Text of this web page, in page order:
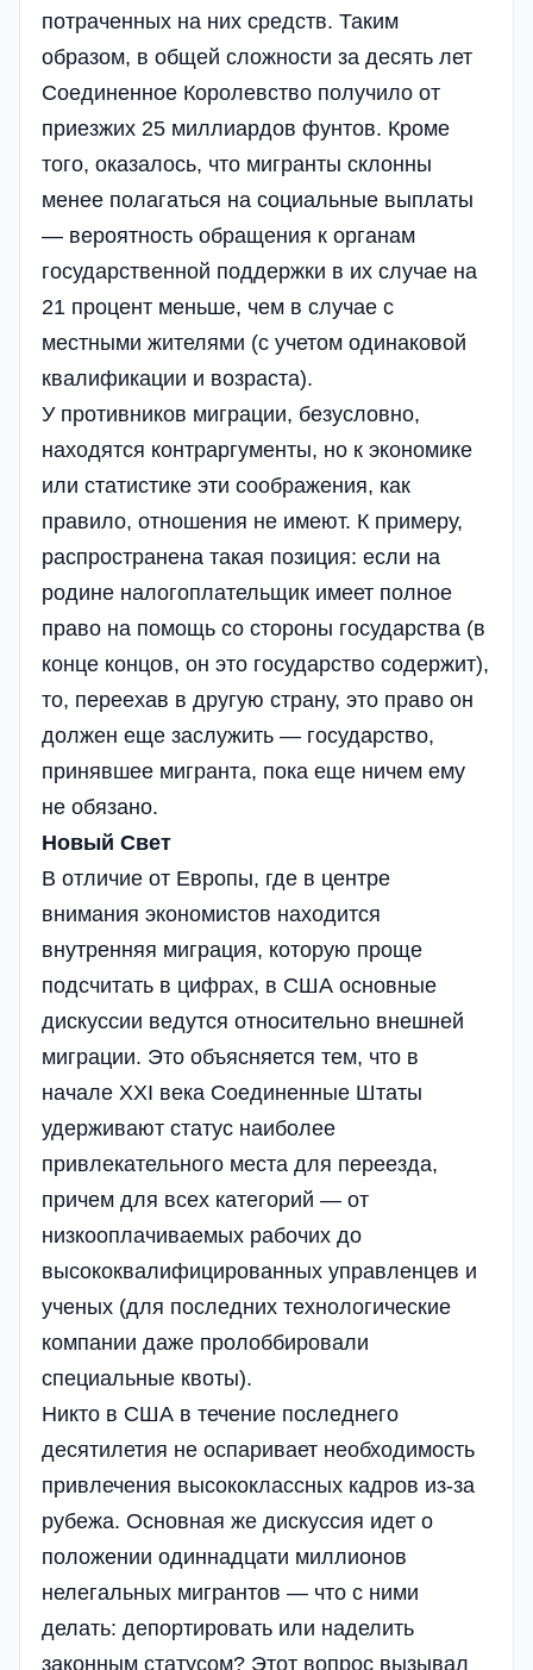
потраченных на них средств. Таким
образом, в общей сложности за десять лет
Соединенное Королевство получило от
приезжих 25 миллиардов фунтов. Кроме
того, оказалось, что мигранты склонны
менее полагаться на социальные выплаты
— вероятность обращения к органам
государственной поддержки в их случае на
21 процент меньше, чем в случае с
местными жителями (с учетом одинаковой
квалификации и возраста).
У противников миграции, безусловно,
находятся контраргументы, но к экономике
или статистике эти соображения, как
правило, отношения не имеют. К примеру,
распространена такая позиция: если на
родине налогоплательщик имеет полное
право на помощь со стороны государства (в
конце концов, он это государство содержит),
то, переехав в другую страну, это право он
должен еще заслужить — государство,
принявшее мигранта, пока еще ничем ему
не обязано.
Новый Свет
В отличие от Европы, где в центре
внимания экономистов находится
внутренняя миграция, которую проще
подсчитать в цифрах, в США основные
дискуссии ведутся относительно внешней
миграции. Это объясняется тем, что в
начале XXI века Соединенные Штаты
удерживают статус наиболее
привлекательного места для переезда,
причем для всех категорий — от
низкооплачиваемых рабочих до
высококвалифицированных управленцев и
ученых (для последних технологические
компании даже пролоббировали
специальные квоты).
Никто в США в течение последнего
десятилетия не оспаривает необходимость
привлечения высококлассных кадров из-за
рубежа. Основная же дискуссия идет о
положении одиннадцати миллионов
нелегальных мигрантов — что с ними
делать: депортировать или наделить
законным статусом? Этот вопрос вызывал